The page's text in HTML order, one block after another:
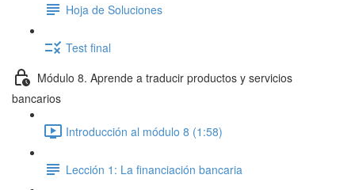
Hoja de Soluciones
Test final
Módulo 8. Aprende a traducir productos y servicios
bancarios
Introducción al módulo 8 (1:58)
Lección 1: La financiación bancaria